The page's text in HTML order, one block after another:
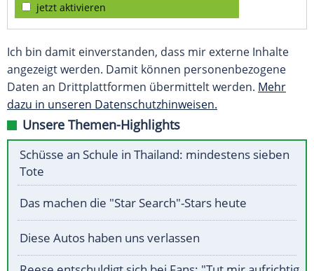
jetzt aktivieren
Ich bin damit einverstanden, dass mir externe Inhalte
angezeigt werden. Damit können personenbezogene
Daten an Drittplattformen übermittelt werden. Mehr
dazu in unseren Datenschutzhinweisen.
Unsere Themen-Highlights
Schüsse an Schule in Thailand: mindestens sieben
Tote
Das machen die "Star Search"-Stars heute
Diese Autos haben uns verlassen